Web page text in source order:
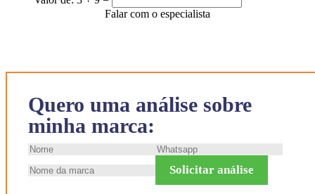
Quero uma análise sobre
minha marca:
Solicitar análise
Falar com o especialista